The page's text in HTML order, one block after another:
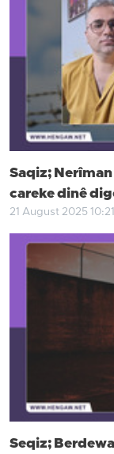
Saqiz;
careke dinê
21 August 2025 10:21
Seqiz;